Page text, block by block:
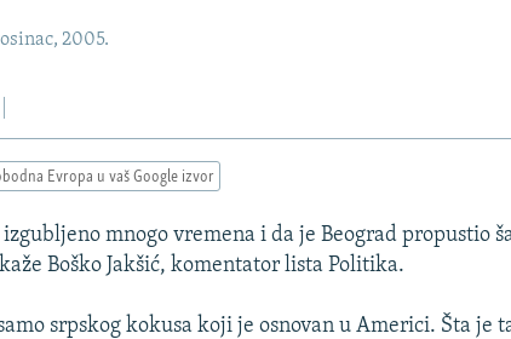
2005.
Evropa u vaš Google izvor
izgubljeno mnogo vremena i da je Beograd propustio
Boško Jakšić, komentator lista Politika.
srpskog kokusa koji je osnovan u Americi. Šta je